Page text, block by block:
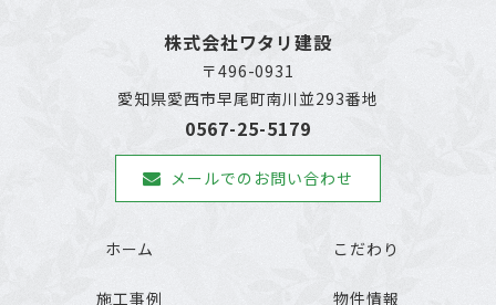
株式会社ワタリ建設
〒496-0931
愛知県愛西市早尾町南川並293番地
0567-25-5179
メールでのお問い合わせ
ホーム こだわり
施工事例 物件情報